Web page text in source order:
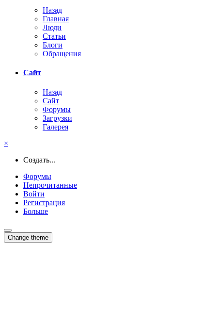
Назад
Главная
Люди
Статьи
Блоги
Обращения
Сайт
Назад
Сайт
Форумы
Загрузки
Галерея
×
Создать...
Форумы
Непрочитанные
Войти
Регистрация
Больше
Change theme